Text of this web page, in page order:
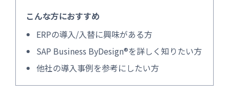
こんな方におすすめ
ERPの導入/入替に興味がある方
SAP Business ByDesign®を詳しく知りたい方
他社の導入事例を参考にしたい方